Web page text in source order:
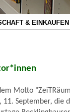
& EINKAUFEN
Motto
11. September, die